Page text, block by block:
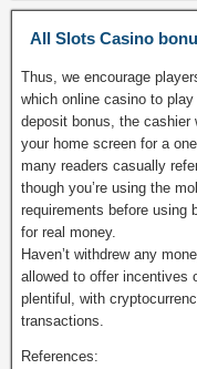
All Slots Casino
Thus, we encourage
which online casino to
deposit bonus, the
your home screen for a
many readers casually
though you’re using the
requirements before using
for real money.
Haven’t withdrew any
allowed to offer incentives
plentiful, with
transactions.
References: